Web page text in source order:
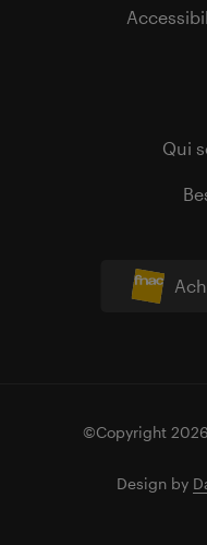
Qui
©Copyright 2026
Design by